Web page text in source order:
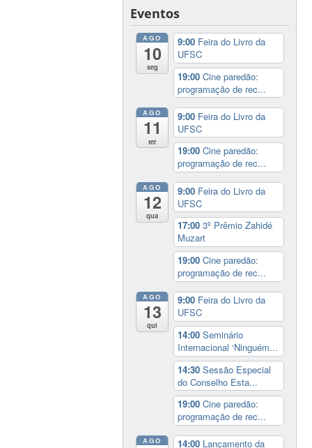
Eventos
AGO
10
seg
9:00 Feira do Livro da
UFSC
19:00Cine paredão:
programação de rec...
AGO
11
ter
9:00 Feira do Livro da
UFSC
19:00Cine paredão:
programação de rec...
AGO
12
qua
9:00 Feira do Livro da
UFSC
17:003º Prêmio Zahidé
Muzart
19:00Cine paredão:
programação de rec...
AGO
13
qui
9:00 Feira do Livro da
UFSC
14:00Seminário
Internacional ‘Ninguém...
14:30Sessão Especial
do Conselho Esta...
19:00Cine paredão:
programação de rec...
AGO 14:00 Lançamento da